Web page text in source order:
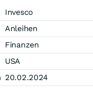
Invesco
Anleihen
Finanzen
USA
20.02.2024